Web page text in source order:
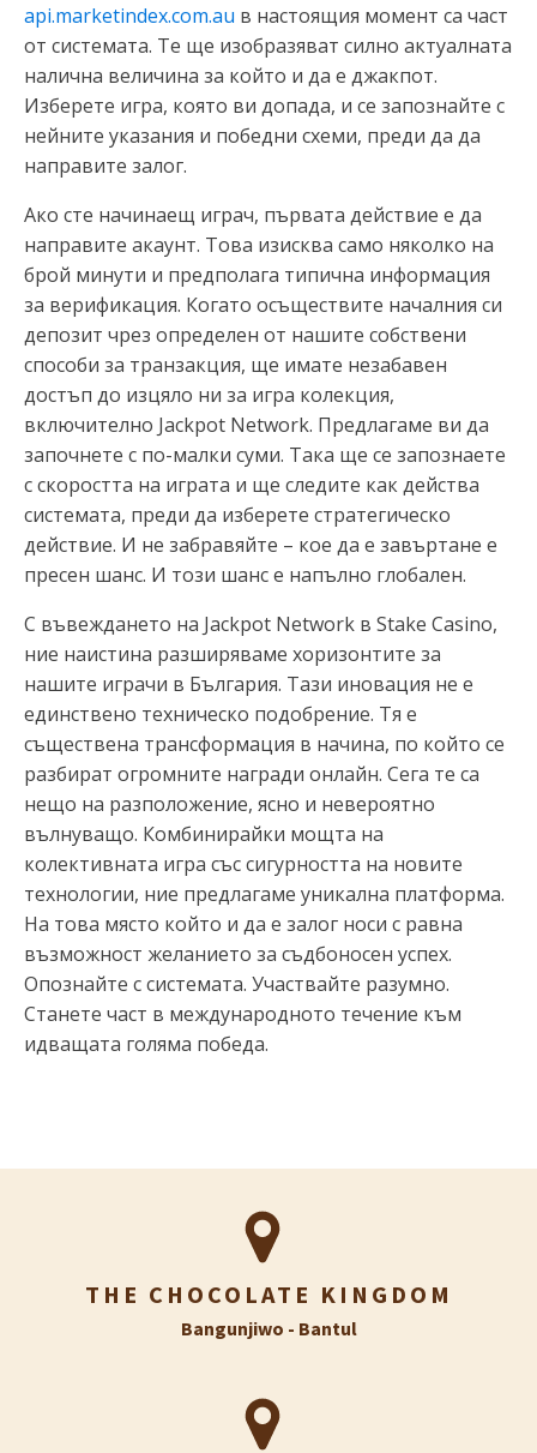
api.marketindex.com.au в настоящия момент са част
от системата. Те ще изобразяват силно актуалната
налична величина за който и да е джакпот.
Изберете игра, която ви допада, и се запознайте с
нейните указания и победни схеми, преди да да
направите залог.
Ако сте начинаещ играч, първата действие е да
направите акаунт. Това изисква само няколко на
брой минути и предполага типична информация
за верификация. Когато осъществите началния си
депозит чрез определен от нашите собствени
способи за транзакция, ще имате незабавен
достъп до изцяло ни за игра колекция,
включително Jackpot Network. Предлагаме ви да
започнете с по-малки суми. Така ще се запознаете
с скоростта на играта и ще следите как действа
системата, преди да изберете стратегическо
действие. И не забравяйте – кое да е завъртане е
пресен шанс. И този шанс е напълно глобален.
С въвеждането на Jackpot Network в Stake Casino,
ние наистина разширяваме хоризонтите за
нашите играчи в България. Тази иновация не е
единствено техническо подобрение. Тя е
съществена трансформация в начина, по който се
разбират огромните награди онлайн. Сега те са
нещо на разположение, ясно и невероятно
вълнуващо. Комбинирайки мощта на
колективната игра със сигурността на новите
технологии, ние предлагаме уникална платформа.
На това място който и да е залог носи с равна
възможност желанието за съдбоносен успех.
Опознайте с системата. Участвайте разумно.
Станете част в международното течение към
идващата голяма победа.
THE CHOCOLATE KINGDOM
Bangunjiwo - Bantul